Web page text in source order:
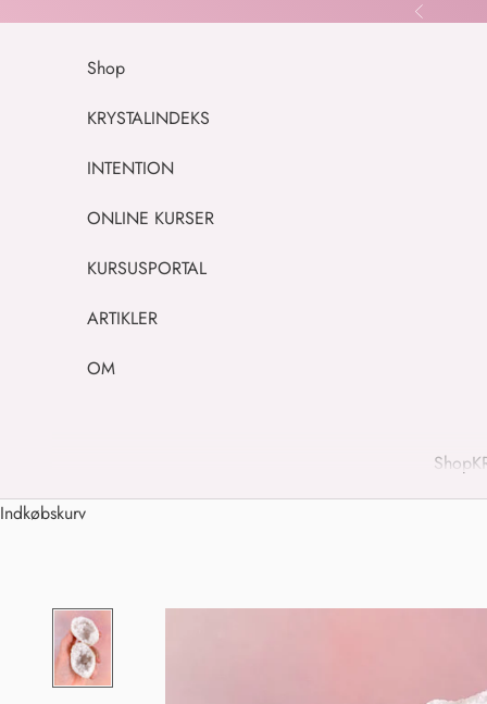
Forrige
Shop
Shop
KRYSTALINDEKS
INTENTION
ONLINE KURSER
KURSUSPORTAL
ARTIKLER
OM
Indkøbskurv